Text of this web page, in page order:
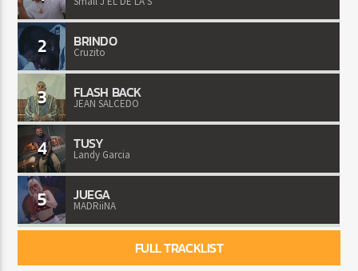
2 BRINDO
Cruzito
3 FLASH BACK
JEAN SALCEDO
4 TUSY
Landy Garcia
5 JUEGA
MADRiiNA
FULL TRACKLIST